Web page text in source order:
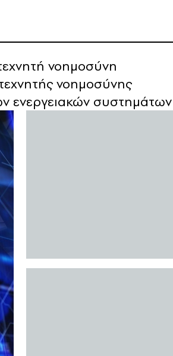
νοημοσύνη
νοημοσύνης
ενεργειακών συστημάτων